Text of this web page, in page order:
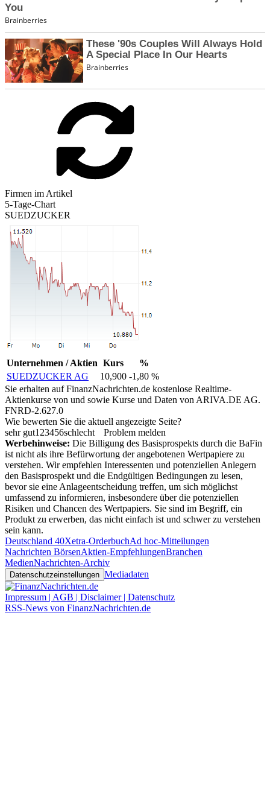
Firmen im Artikel
5-Tage-Chart
SUEDZUCKER
Unternehmen / Aktien Kurs
%
SUEDZUCKER AG
10,900 -1,80 %
Sie erhalten auf FinanzNachrichten.de kostenlose Realtime-
Aktienkurse von und sowie Kurse und Daten von ARIVA.DE AG.
FNRD-2.627.0
Wie bewerten Sie die aktuell angezeigte Seite?
sehr gut1 23456schlecht
Problem melden
Werbehinweise: Die Billigung des Basisprospekts durch die BaFin
ist nicht als ihre Befürwortung der angebotenen Wertpapiere zu
verstehen. Wir empfehlen Interessenten und potenziellen Anlegern
den Basisprospekt und die Endgültigen Bedingungen zu lesen,
bevor sie eine Anlageentscheidung treffen, um sich möglichst
umfassend zu informieren, insbesondere über die potenziellen
Risiken und Chancen des Wertpapiers. Sie sind im Begriff, ein
Produkt zu erwerben, das nicht einfach ist und schwer zu verstehen
sein kann.
Deutschland 40Xetra-OrderbuchAd hoc-Mitteilungen
Nachrichten BörsenAktien-EmpfehlungenBranchen
MedienNachrichten-Archiv
Datenschutzeinstellungen Mediadaten
Impressum | AGB | Disclaimer | Datenschutz
RSS-News von FinanzNachrichten.de